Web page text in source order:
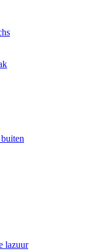
lazuur